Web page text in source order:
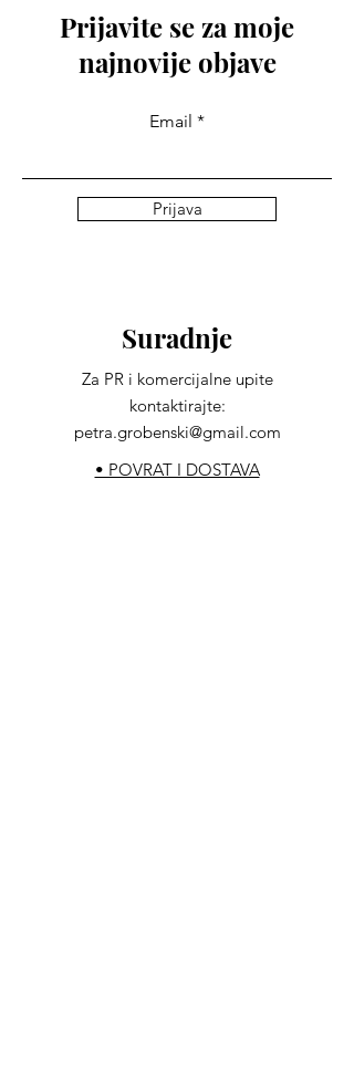
Prijavite se za moje
najnovije objave
Email
Prijava
Suradnje
Za PR i komercijalne upite
kontaktirajte:
petra.grobenski@gmail.com
• POVRAT I DOSTAVA